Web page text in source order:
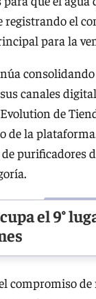
el
para la
canales
de
de la
purificadores
el 9°
compromiso